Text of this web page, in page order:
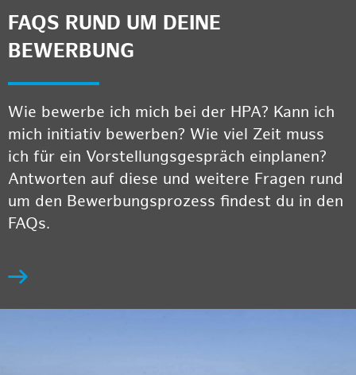
FAQS RUND UM DEINE
BEWERBUNG
Wie bewerbe ich mich bei der HPA? Kann ich
mich initiativ bewerben? Wie viel Zeit muss
ich für ein Vorstellungsgespräch einplanen?
Antworten auf diese und weitere Fragen rund
um den Bewerbungsprozess findest du in den
FAQs.